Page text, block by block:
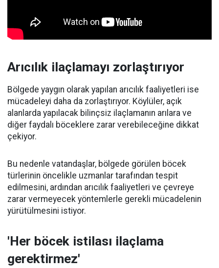
Arıcılık ilaçlamayı zorlaştırıyor
Bölgede yaygın olarak yapılan arıcılık faaliyetleri ise
mücadeleyi daha da zorlaştırıyor. Köylüler, açık
alanlarda yapılacak bilinçsiz ilaçlamanın arılara ve
diğer faydalı böceklere zarar verebileceğine dikkat
çekiyor.
Bu nedenle vatandaşlar, bölgede görülen böcek
türlerinin öncelikle uzmanlar tarafından tespit
edilmesini, ardından arıcılık faaliyetleri ve çevreye
zarar vermeyecek yöntemlerle gerekli mücadelenin
yürütülmesini istiyor.
'Her böcek istilası ilaçlama
gerektirmez'